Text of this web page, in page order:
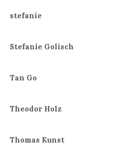
stefanie
Stefanie Golisch
Tan Go
Theodor Holz
Thomas Kunst